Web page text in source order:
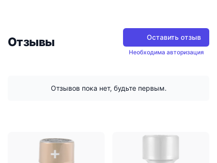
Отзывы Оставить отзыв
Необходима авторизация
Отзывов пока нет, будьте первым.